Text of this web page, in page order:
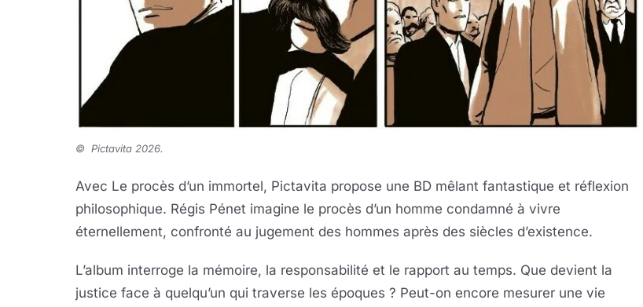
© Pictavita 2026.
Avec Le procès d’un immortel, Pictavita propose une BD mêlant fantastique et réflexion
philosophique. Régis Pénet imagine le procès d’un homme condamné à vivre
éternellement, confronté au jugement des hommes après des siècles d’existence.
L’album interroge la mémoire, la responsabilité et le rapport au temps. Que devient la
justice face à quelqu’un qui traverse les époques ? Peut-on encore mesurer une vie